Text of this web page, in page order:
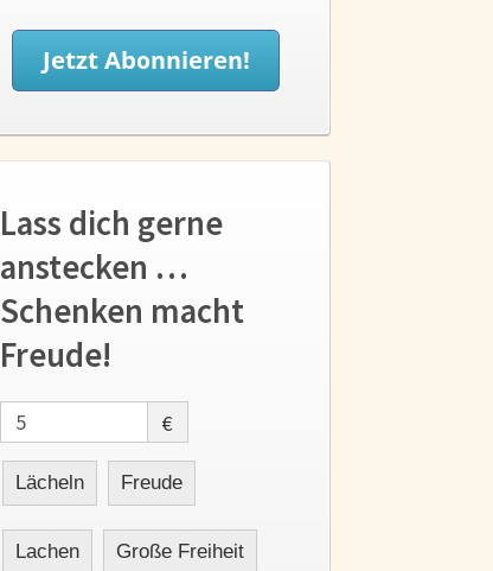
Lass dich gerne
anstecken …
Schenken macht
Freude!
€
Lächeln Freude
Lachen Große Freiheit